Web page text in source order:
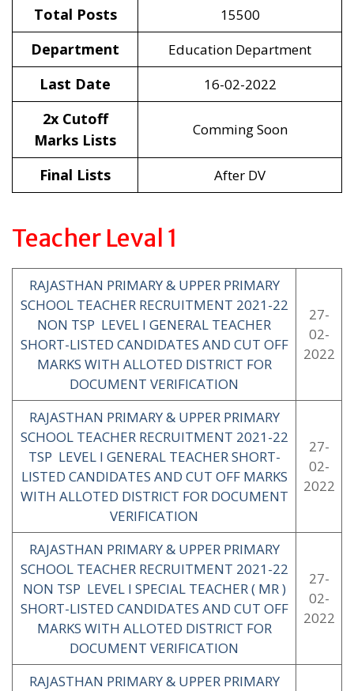
Total Posts 15500
Department Education Department
Last Date 16-02-2022
2x Cutoff
Marks Lists
Comming Soon
Final Lists After DV
Teacher Leval 1
RAJASTHAN PRIMARY & UPPER PRIMARY
SCHOOL TEACHER RECRUITMENT 2021-22
NON TSP LEVEL I GENERAL TEACHER
SHORT-LISTED CANDIDATES AND CUT OFF
MARKS WITH ALLOTED DISTRICT FOR
DOCUMENT VERIFICATION
27-
02-
2022
RAJASTHAN PRIMARY & UPPER PRIMARY
SCHOOL TEACHER RECRUITMENT 2021-22
TSP LEVEL I GENERAL TEACHER SHORT-
LISTED CANDIDATES AND CUT OFF MARKS
WITH ALLOTED DISTRICT FOR DOCUMENT
VERIFICATION
27-
02-
2022
RAJASTHAN PRIMARY & UPPER PRIMARY
SCHOOL TEACHER RECRUITMENT 2021-22
NON TSP LEVEL I SPECIAL TEACHER ( MR )
SHORT-LISTED CANDIDATES AND CUT OFF
MARKS WITH ALLOTED DISTRICT FOR
DOCUMENT VERIFICATION
27-
02-
2022
RAJASTHAN PRIMARY & UPPER PRIMARY